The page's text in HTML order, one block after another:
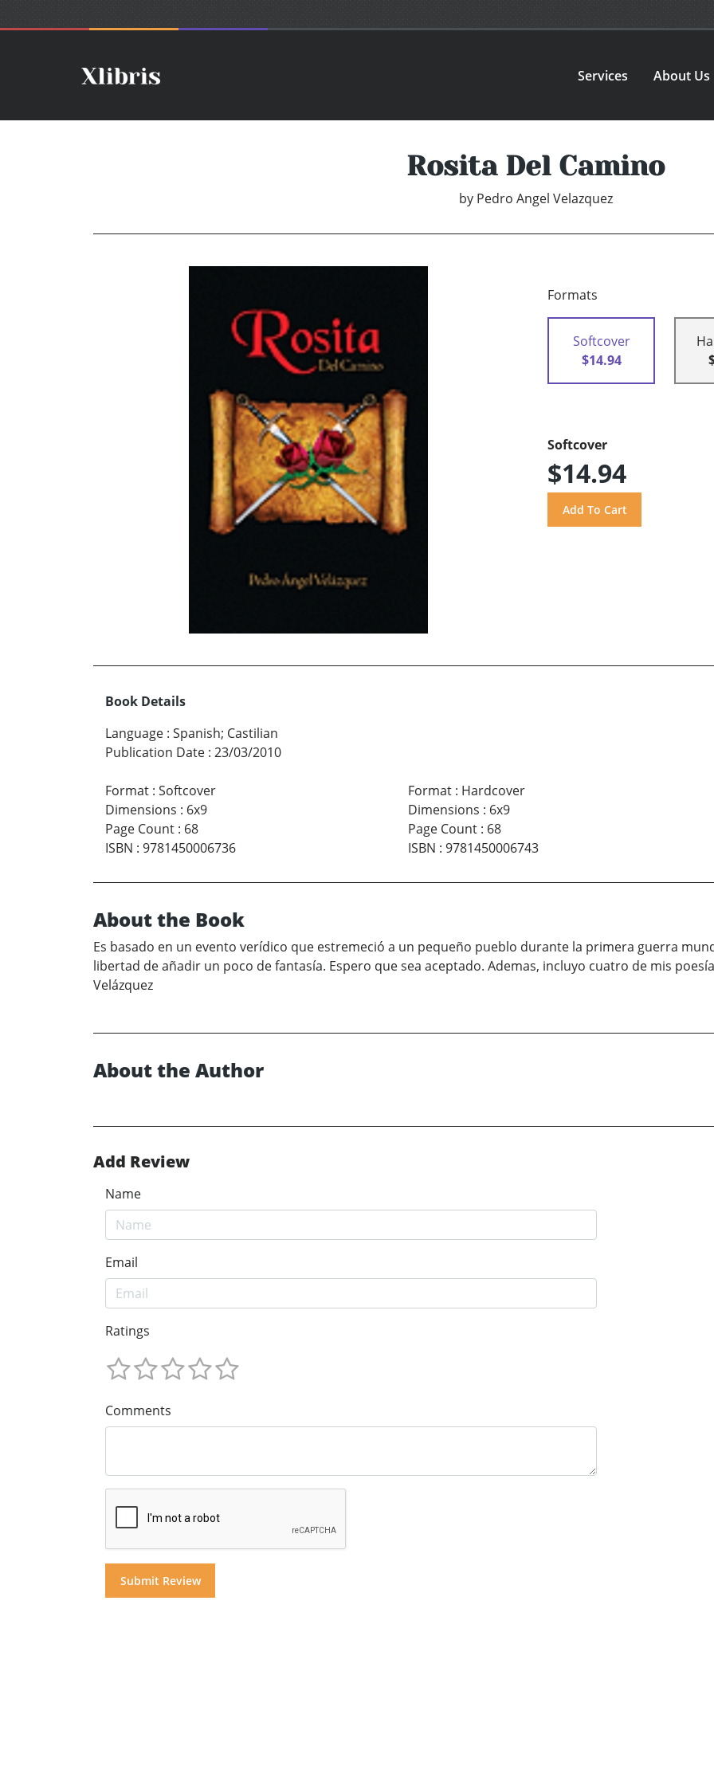
Services About Us
Rosita Del Camino
by Pedro Angel Velazquez
Formats
Softcover
$14.94
Softcover
$14.94
Book Details
Language : Spanish; Castilian
Publication Date : 23/03/2010
Format : Softcover
Dimensions : 6x9
Page Count : 68
ISBN : 9781450006736
Format: Hardcover
Dimensions : 6x9
Page Count: 68
ISBN : 9781450006743
About the Book
Es basado en un evento verídico que estremeció a un pequeño pueblo durante la primera guerra
libertad de añadir un poco de fantasía. Espero que sea aceptado. Ademas, incluyo cuatro de mis
Velázquez
About the Author
Add Review
Name
Email
Ratings
Comments